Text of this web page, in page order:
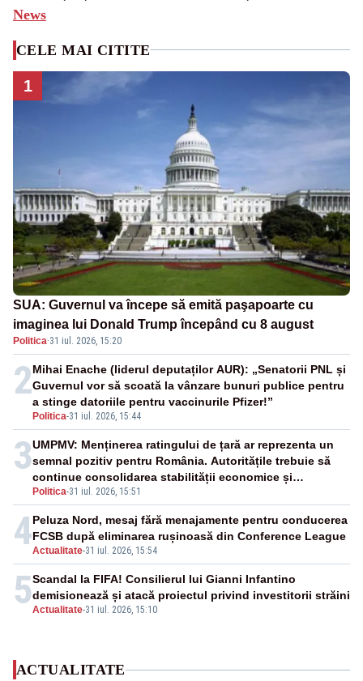
News
CELE MAI CITITE
1
SUA: Guvernul va începe să emită paşapoarte cu
imaginea lui Donald Trump începând cu 8 august
Politica·31 iul. 2026, 15:20
2
Politica-31 iul. 2026, 15:44
Mihai Enache (liderul deputaților AUR): „Senatorii PNL și
Guvernul vor să scoată la vânzare bunuri publice pentru
a stinge datoriile pentru vaccinurile Pfizer!”
3
Politica-31 iul. 2026, 15:51
UMPMV: Menținerea ratingului de țară ar reprezenta un
semnal pozitiv pentru România. Autoritățile trebuie să
continue consolidarea stabilității economice și
financiare
4Actualitate-31 iul. 2026, 15:54
Peluza Nord, mesaj fără menajamente pentru conducerea
FCSB după eliminarea rușinoasă din Conference League
5Actualitate-31 iul. 2026, 15:10
Scandal la FIFA! Consilierul lui Gianni Infantino
demisionează și atacă proiectul privind investitorii străini
ACTUALITATE